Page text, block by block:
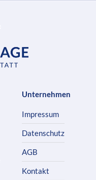
Unternehmen
Impressum
Datenschutz
AGB
Kontakt